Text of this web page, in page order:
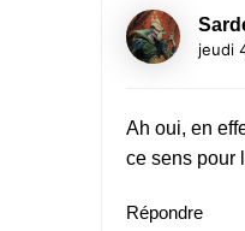
jeudi
Ah oui, en
ce sens pour
Répondre